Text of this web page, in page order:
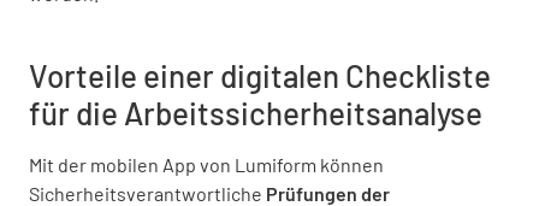
Vorteile einer digitalen Checkliste
für die Arbeitssicherheitsanalyse
Mit der mobilen App von Lumiform können
Sicherheitsverantwortliche Prüfungen der